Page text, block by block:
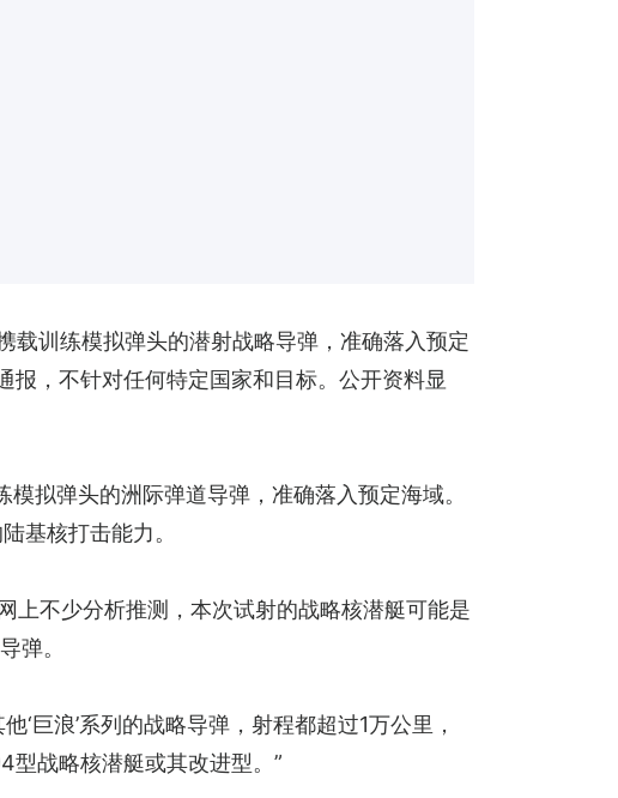
载训练模拟弹头的潜射战略导弹，准确落入预定
，不针对任何特定国家和目标。公开资料显
拟弹头的洲际弹道导弹，准确落入预定海域。
基核打击能力。
上不少分析推测，本次试射的战略核潜艇可能是
弹。
巨浪’系列的战略导弹，射程都超过1万公里，
型战略核潜艇或其改进型。”